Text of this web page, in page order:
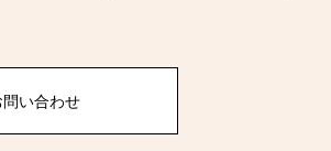
問い合わせ